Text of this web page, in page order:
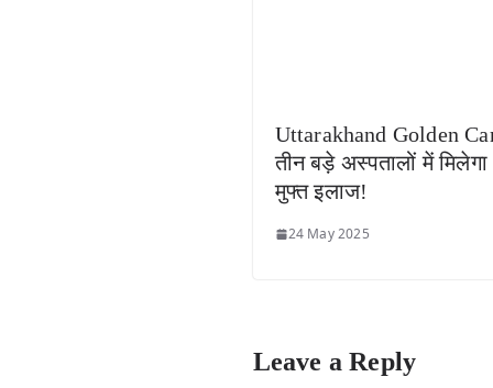
Uttarakhand Golden
तीन बड़े अस्पतालों में मिलेगा
मुफ्त इलाज!
24 May 2025
Leave a Reply